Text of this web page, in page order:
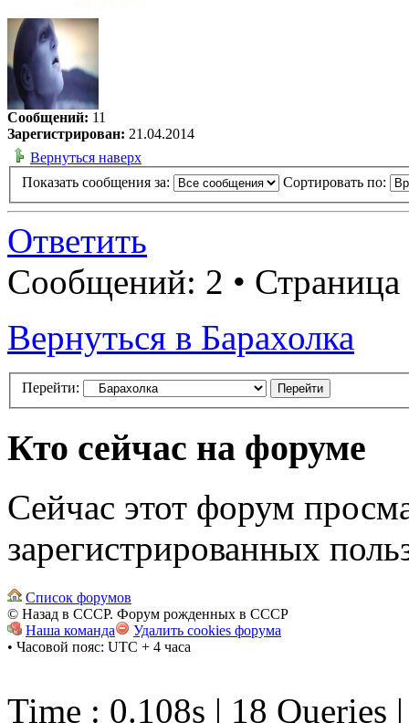
Сообщений: 11
Зарегистрирован: 21.04.2014
Вернуться наверх
Показать сообщения за:
Сортировать по:
Ответить
Сообщений: 2 • Страница
Вернуться в Барахолка
Перейти:
Кто сейчас на форуме
Сейчас этот форум
зарегистрированных
Список форумов
© Назад в СССР. Форум рожденных в СССР
Наша команда
Удалить cookies форума
• Часовой пояс: UTC + 4 часа
Time : 0.108s | 18 Queries